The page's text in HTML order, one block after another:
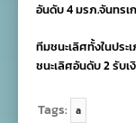
อันดับ 4 มรภ.จันทรเ
ทีมชนะเลิศทั้งในปร
ชนะเลิศอันดับ 2 รับ
Tags: a